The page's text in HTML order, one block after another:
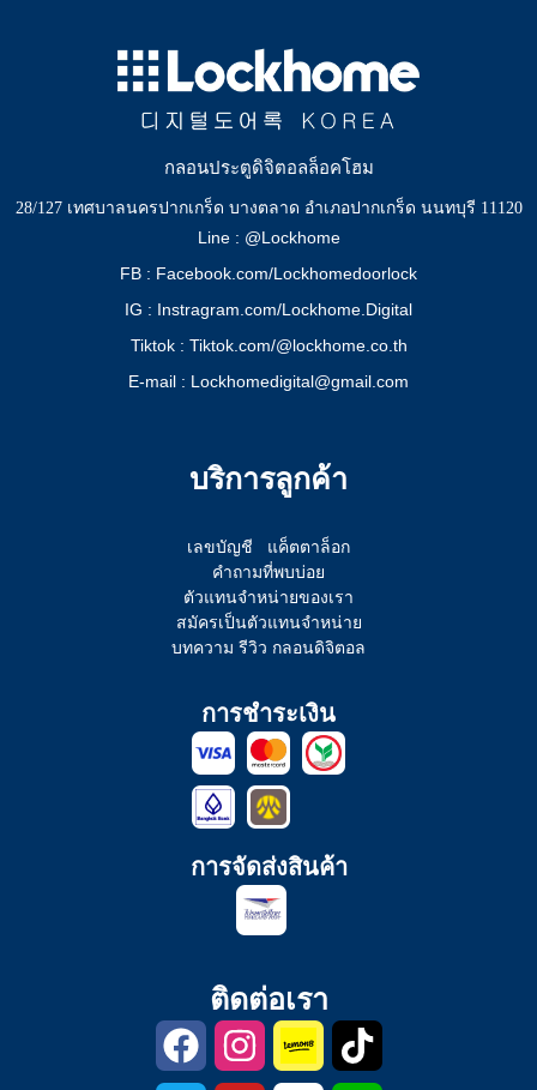
กลอนประตูดิจิตอลล็อคโฮม
28/127 เทศบาลนครปากเกร็ด บางตลาด อำเภอปากเกร็ด นนทบุรี 11120
Line : @Lockhome
FB : Facebook.com/Lockhomedoorlock
IG : Instragram.com/Lockhome.Digital
Tiktok : Tiktok.com/@lockhome.co.th
E-mail : Lockhomedigital@gmail.com
บริการลูกค้า
เลขบัญชี
แค็ตตาล็อก
คำถามที่พบบ่อย
ตัวแทนจำหน่ายของเรา
สมัครเป็นตัวแทนจำหน่าย
บทความ รีวิว กลอนดิจิตอล
การชำระเงิน
การจัดส่งสินค้า
ติดต่อเรา